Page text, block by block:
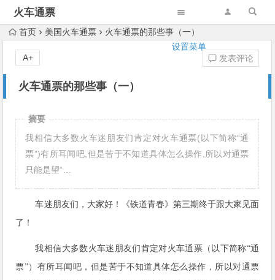
火车通票
设置菜单
首页 美国火车通票 火车通票的那些事（一）
火车通票的那些事（一）
发表评论
A+
摘要
我相信大多数火车迷朋友们肯定对火车通票(以下简称“通
票”)有所耳闻吧,但是苦于不知道具体怎么操作,所以对通票
只能是望“…
车迷朋友们，大家好！《铁道青春》第三期终于跟大家见面
了！
我相信大多数火车迷朋友们肯定对火车通票（以下简称“通
票”）有所耳闻吧，但是苦于不知道具体怎么操作，所以对通票